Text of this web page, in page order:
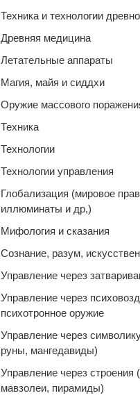
Техника и технологии
Древняя медицина
Летательные аппараты
Магия, майя и сиддхи
Оружие массового
Техника
Технологии
Технологии управления
Глобализация (мировое
иллюминаты и др,)
Мифология и сказания
Сознание, разум,
Управление через
Управление через
психотронное оружие
Управление через
руны, мангедавиды)
Управление через строения
мавзолеи, пирамиды)